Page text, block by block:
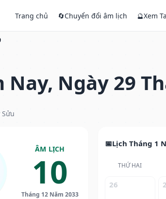
Trang chủ 🔄Chuyển đổi âm lịch 🔮Xem
Ngày 29
ÂM LỊCH
10
Tháng 12 Năm 2033
Lịch Tháng 1
THỨ HAI
26